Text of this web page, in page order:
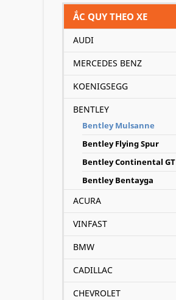
ẮC QUY THEO XE
AUDI
MERCEDES BENZ
KOENIGSEGG
BENTLEY
Bentley Mulsanne
Bentley Flying Spur
Bentley Continental GT
Bentley Bentayga
ACURA
VINFAST
BMW
CADILLAC
CHEVROLET